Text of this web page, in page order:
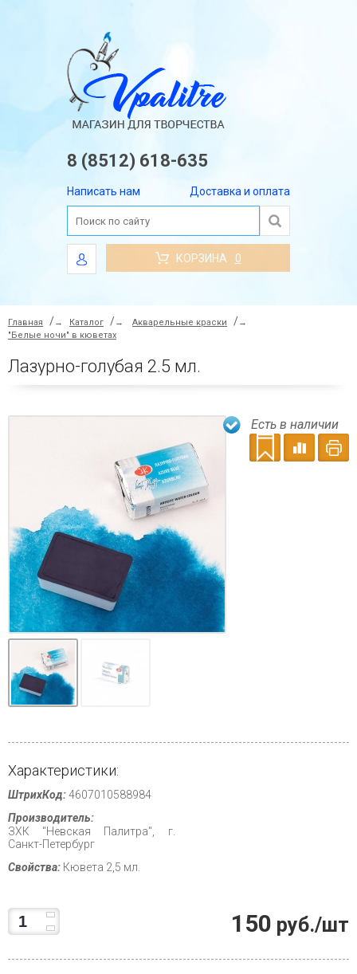
8 (8512) 618-635
Написать нам Доставка и оплата
КОРЗИНА 0
Главная → Каталог → Акварельные краски
→
"Белые ночи" в кюветах
Лазурно-голубая 2.5 мл.
Есть в наличии
Характеристики:
ШтрихКод:4607010588984
Производитель:
ЗХК "Невская Палитра", г.
Санкт-Петербург
Свойства: Кювета 2,5 мл.
150 руб./шт